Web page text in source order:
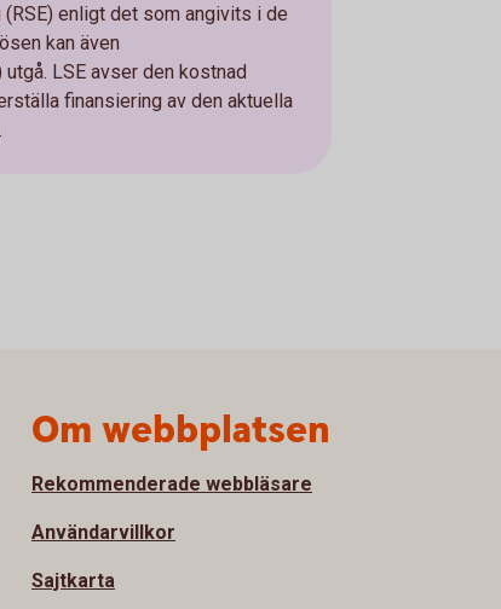
enligt det som angivits i de
kan även
LSE avser den kostnad
finansiering av den aktuella
Om webbplatsen
Rekommenderade webbläsare
Användarvillkor
Sajtkarta